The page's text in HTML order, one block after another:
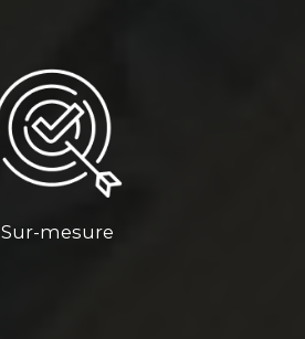
Sur-mesure